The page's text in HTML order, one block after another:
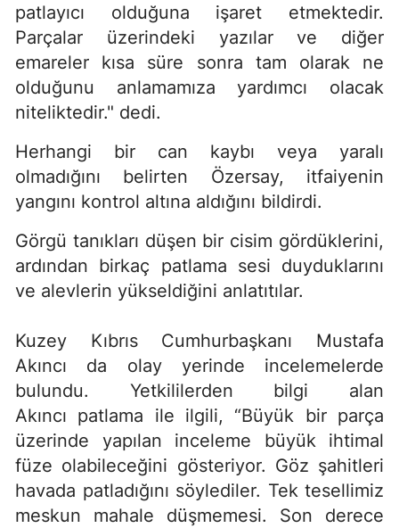
patlayıcı olduğuna işaret etmektedir.
Parçalar üzerindeki yazılar ve diğer
emareler kısa süre sonra tam olarak ne
olduğunu anlamamıza yardımcı olacak
niteliktedir." dedi.
Herhangi bir can kaybı veya yaralı
olmadığını belirten Özersay, itfaiyenin
yangını kontrol altına aldığını bildirdi.
Görgü tanıkları düşen bir cisim gördüklerini,
ardından birkaç patlama sesi duyduklarını
ve alevlerin yükseldiğini anlatıtılar.
Kuzey Kıbrıs Cumhurbaşkanı Mustafa
Akıncı da olay yerinde incelemelerde
bulundu. Yetkililerden bilgi alan
Akıncı patlama ile ilgili, “Büyük bir parça
üzerinde yapılan inceleme büyük ihtimal
füze olabileceğini gösteriyor. Göz şahitleri
havada patladığını söylediler. Tek tesellimiz
meskun mahale düşmemesi. Son derece